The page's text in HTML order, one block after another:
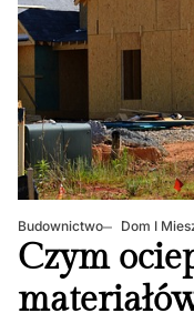
Budownictwo Dom I
Czym